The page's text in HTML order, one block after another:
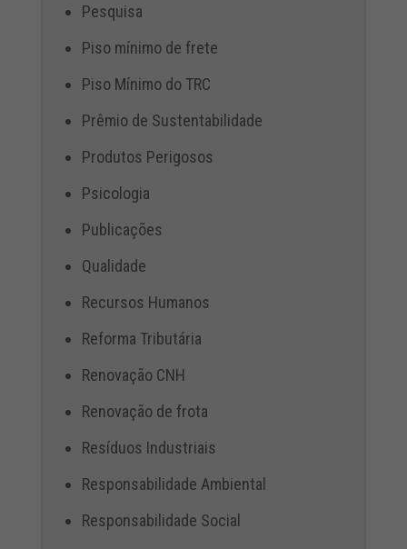
Pesquisa
Piso mínimo de frete
Piso Mínimo do TRC
Prêmio de Sustentabilidade
Produtos Perigosos
Psicologia
Publicações
Qualidade
Recursos Humanos
Reforma Tributária
Renovação CNH
Renovação de frota
Resíduos Industriais
Responsabilidade Ambiental
Responsabilidade Social